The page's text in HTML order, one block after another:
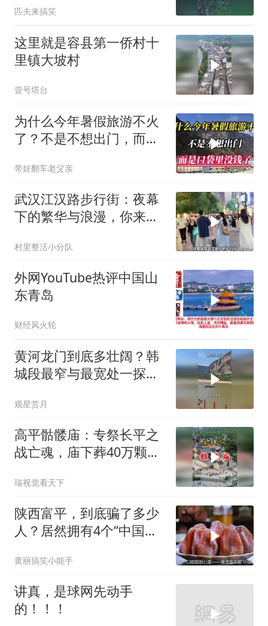
匹夫来搞笑
这里就是容县第一侨村十
里镇大坡村
壹号塔台
为什么今年暑假旅游不火
了？不是不想出门，而是
带娃翻车老父亲
武汉江汉路步行街：夜幕
下的繁华与浪漫，你来过
村里整活小分队
外网YouTube热评中国山
东青岛
财经风火轮
黄河龙门到底多壮阔？韩
城段最窄与最宽处一探究
观星赏月
高平骷髅庙：专祭长平之
战亡魂，庙下葬40万颗人
于山西晋城高平市谷口
村，地处长平之战核心遗
址，是国内唯一专
瑞视觉看天下
陕西富平，到底骗了多少
人？居然拥有4个“中国之
黄丽搞笑小能手
讲真，是球网先动手
的！！！